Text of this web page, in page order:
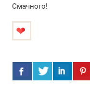
Смачного!